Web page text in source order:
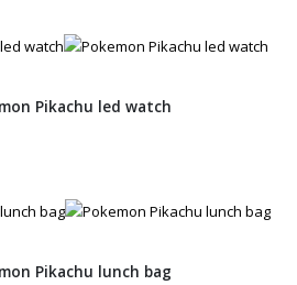
Pikachu led watch
Pikachu lunch bag